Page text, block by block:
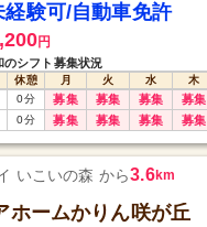
経験可/自動車免許
円
のシフト募集状況
休憩 月 火 水 木
0分 募集 募集 募集 募集
0分 募集 募集 募集 募集
いこいの森 から3.6km
ホームかりん咲が丘